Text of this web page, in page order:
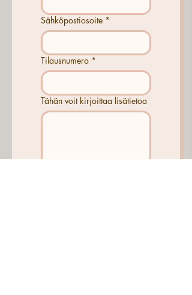
Sähköpostiosoite *
Tilausnumero *
Tähän voit kirjoittaa lisätietoa